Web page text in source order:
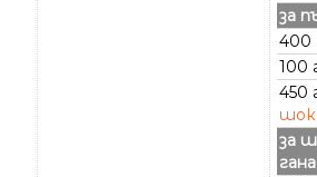
за
400
100
450
за